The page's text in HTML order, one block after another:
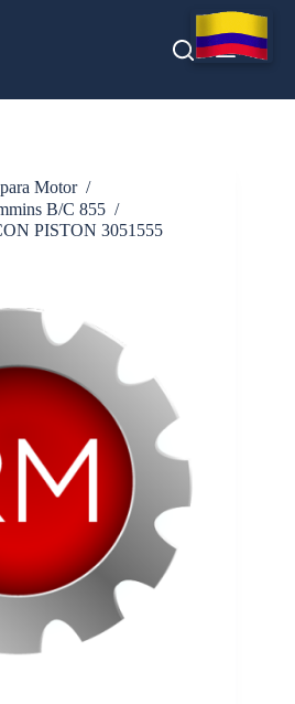
Motor /
B/C 855 /
PISTON 3051555